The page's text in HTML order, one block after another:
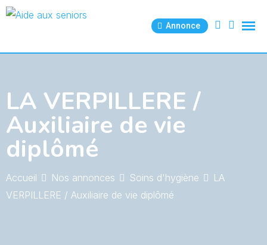
Skip
Annonce
LA VERPILLERE /
Auxiliaire de vie
diplômé
Accueil Nos annonces Soins d'hygiène
LA
VERPILLERE / Auxiliaire de vie diplômé